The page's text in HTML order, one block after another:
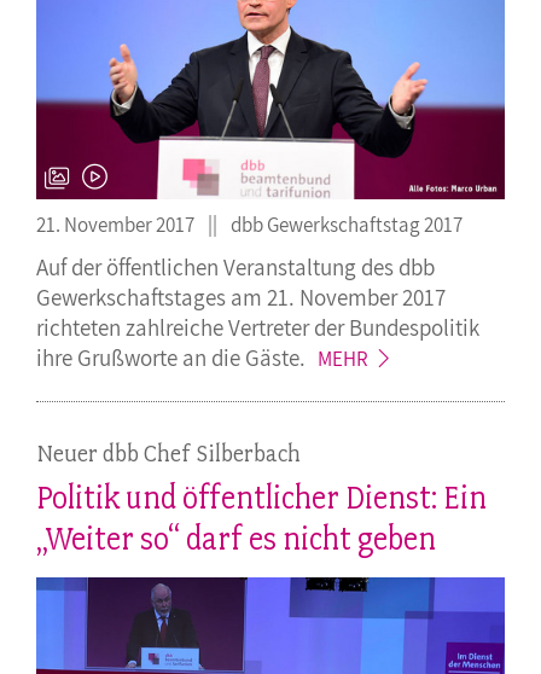
21. November 2017 dbb Gewerkschaftstag 2017
Auf der öffentlichen Veranstaltung des dbb
Gewerkschaftstages am 21. November 2017
richteten zahlreiche Vertreter der Bundespolitik
ihre Grußworte an die Gäste. MEHR
Neuer dbb Chef Silberbach
Politik und öffentlicher Dienst: Ein
„Weiter so“ darf es nicht geben